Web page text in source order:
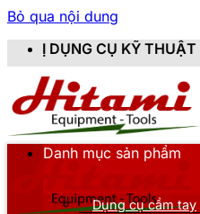
Bỏ qua nội dung
THUẬT HITAMI - CUNG
Danh mục sản phẩm
Dụng cụ cầm tay